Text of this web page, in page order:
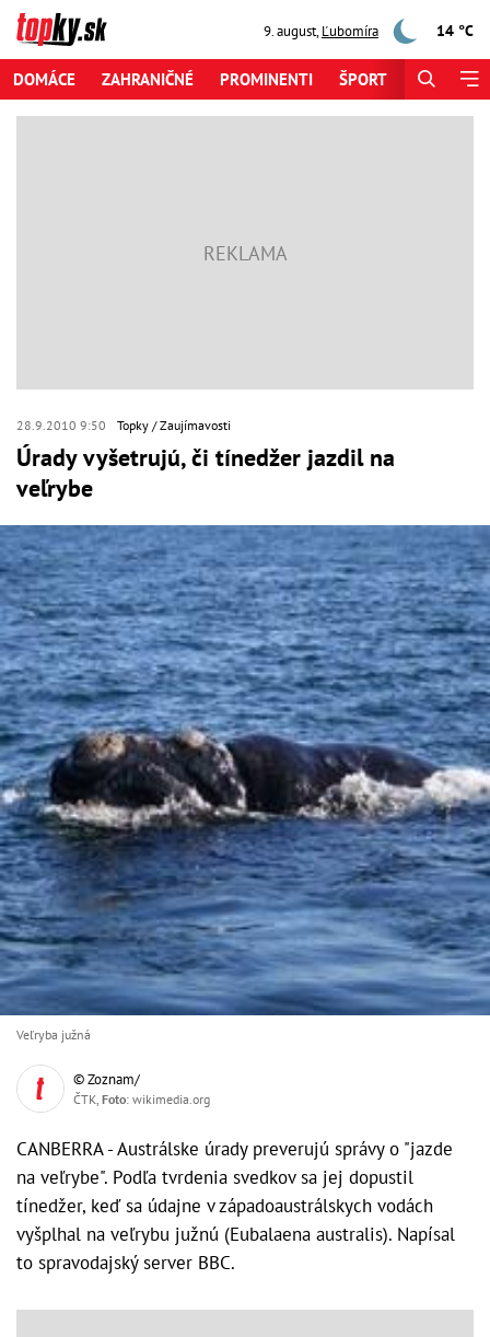
9. august,Ľubomíra 14 °C
DOMÁCE ZAHRANIČNÉ PROMINENTI ŠPORT
28.9.2010 9:50 Topky Zaujímavosti
Úrady vyšetrujú, či tínedžer jazdil na
veľrybe
Veľryba južná
© Zoznam/
ČTK, Foto: wikimedia.org
CANBERRA - Austrálske úrady preverujú správy o "jazde
na veľrybe". Podľa tvrdenia svedkov sa jej dopustil
tínedžer, keď sa údajne v západoaustrálskych vodách
vyšplhal na veľrybu južnú (Eubalaena australis). Napísal
to spravodajský server BBC.